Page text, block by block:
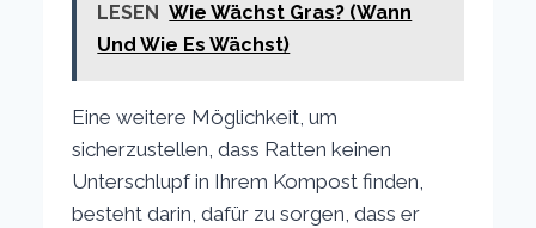
LESEN Wie Wächst Gras? (Wann
Und Wie Es Wächst)
Eine weitere Möglichkeit, um
sicherzustellen, dass Ratten keinen
Unterschlupf in Ihrem Kompost finden,
besteht darin, dafür zu sorgen, dass er